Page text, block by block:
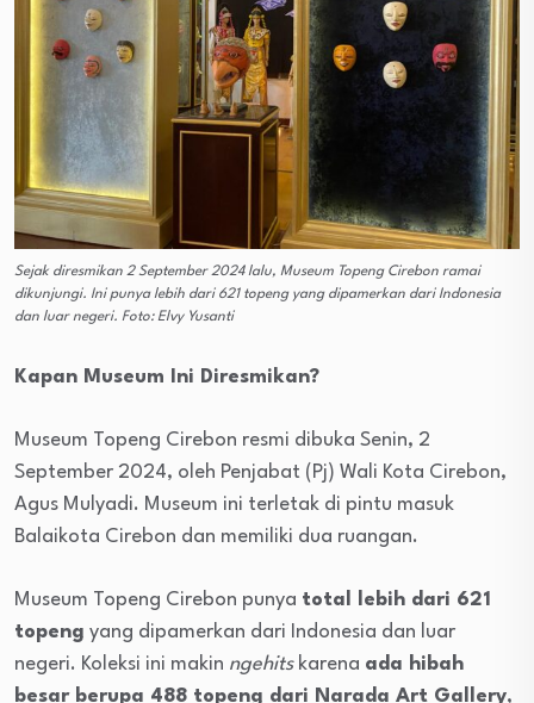
Sejak diresmikan 2 September 2024 lalu, Museum Topeng Cirebon ramai
dikunjungi. Ini punya lebih dari 621 topeng yang dipamerkan dari Indonesia
dan luar negeri. Foto: Elvy Yusanti
Kapan Museum Ini Diresmikan?
Museum Topeng Cirebon resmi dibuka Senin, 2
September 2024, oleh Penjabat (Pj) Wali Kota Cirebon,
Agus Mulyadi. Museum ini terletak di pintu masuk
Balaikota Cirebon dan memiliki dua ruangan.
Museum Topeng Cirebon punya total lebih dari 621
topeng yang dipamerkan dari Indonesia dan luar
negeri. Koleksi ini makin ngehitskarena ada hibah
besar berupa 488 topeng dari Narada Art Gallery,